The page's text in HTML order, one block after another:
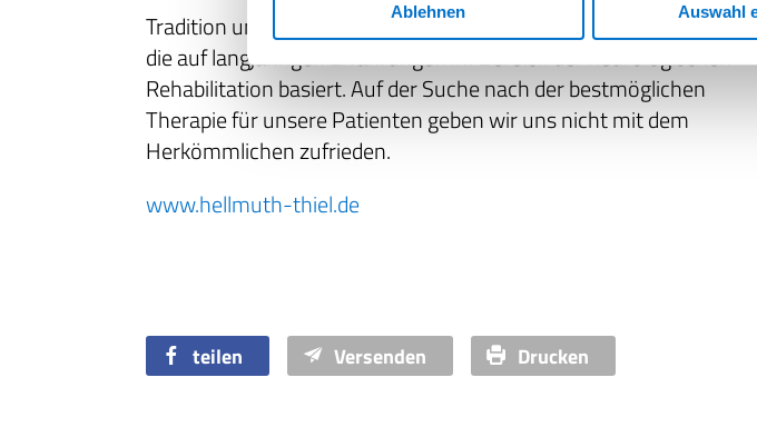
Ablehnen Auswahl
Tradition und Technik im Einklang – das ist unsere Philosophie,
die auf langjährigen Erfahrungen im Bereich der neurologischen
Rehabilitation basiert. Auf der Suche nach der bestmöglichen
Therapie für unsere Patienten geben wir uns nicht mit dem
Herkömmlichen zufrieden.
www.hellmuth-thiel.de
teilen Versenden Drucken